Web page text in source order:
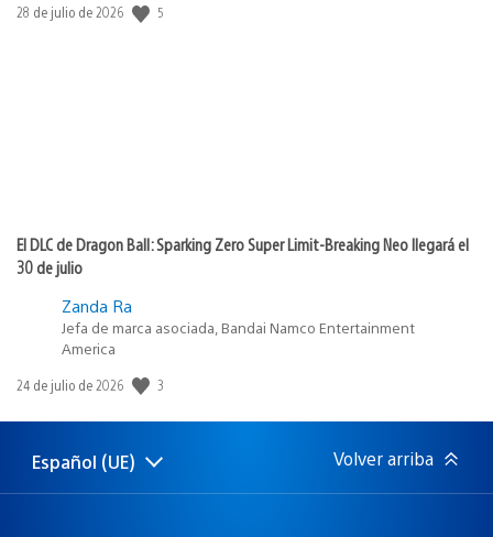
Fecha
28 de julio de 2026 5
El DLC de Dragon Ball: Sparking Zero Super Limit-Breaking Neo llegará el
30 de julio
Zanda Ra
Jefa de marca asociada, Bandai Namco Entertainment
America
Fecha
publicación:
24 de julio de 2026 3
Selecciona
Región
Español (UE) Volver arriba